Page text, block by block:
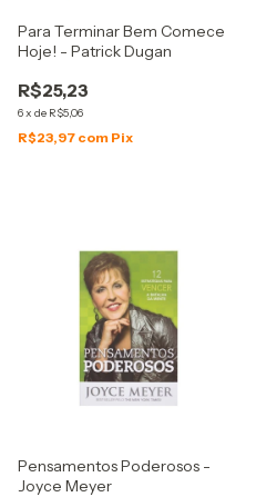
Para Terminar Bem Comece
Hoje! - Patrick Dugan
R$25,23
6x de R$5,06
R$23,97 com Pix
Pensamentos Poderosos -
Joyce Meyer